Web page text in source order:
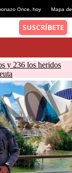
Once, hoy Mapa
y 236 los heridos